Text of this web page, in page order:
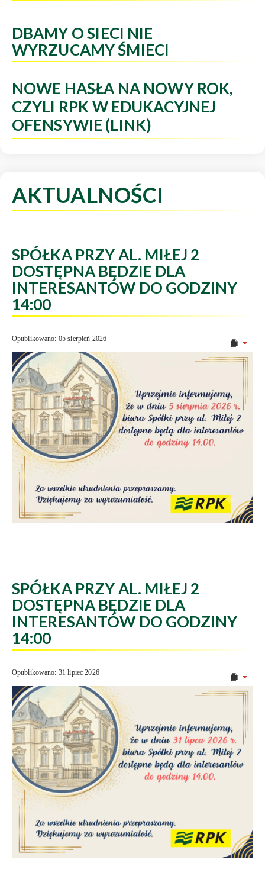
DBAMY O SIECI NIE
WYRZUCAMY ŚMIECI
NOWE HASŁA NA NOWY ROK,
CZYLI RPK W EDUKACYJNEJ
OFENSYWIE (LINK)
AKTUALNOŚCI
SPÓŁKA PRZY AL. MIŁEJ 2
DOSTĘPNA BĘDZIE DLA
INTERESANTÓW DO GODZINY
14:00
Opublikowano: 05 sierpień 2026
SPÓŁKA PRZY AL. MIŁEJ 2
DOSTĘPNA BĘDZIE DLA
INTERESANTÓW DO GODZINY
14:00
Opublikowano: 31 lipiec 2026